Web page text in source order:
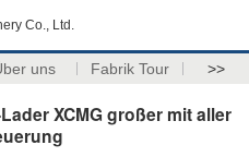
Co., Ltd.
uns Fabrik Tour >>
XCMG großer mit aller